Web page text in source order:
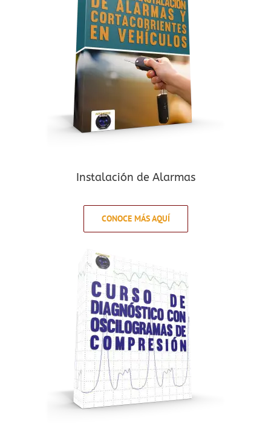
Instalación de Alarmas
CONOCE MÁS AQUÍ